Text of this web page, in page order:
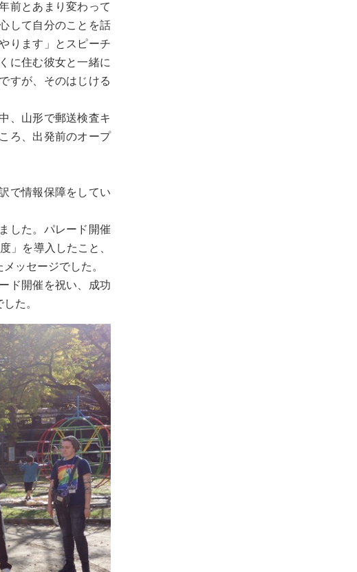
前とあまり変わって
して自分のことを話
ります」とスピーチ
に住む彼女と一緒に
すが、そのはじける
、山形で郵送検査キ
ろ、出発前のオープ
で情報保障をしてい
した。パレード開催
」を導入したこと、
ッセージでした。
ド開催を祝い、成功
た。